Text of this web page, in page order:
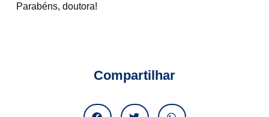
Parabéns, doutora!
Compartilhar